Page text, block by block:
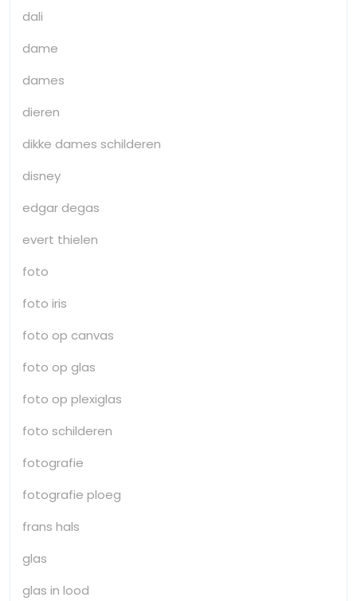
dali
dame
dames
dieren
dikke dames schilderen
disney
edgar degas
evert thielen
foto
foto iris
foto op canvas
foto op glas
foto op plexiglas
foto schilderen
fotografie
fotografie ploeg
frans hals
glas
glas in lood